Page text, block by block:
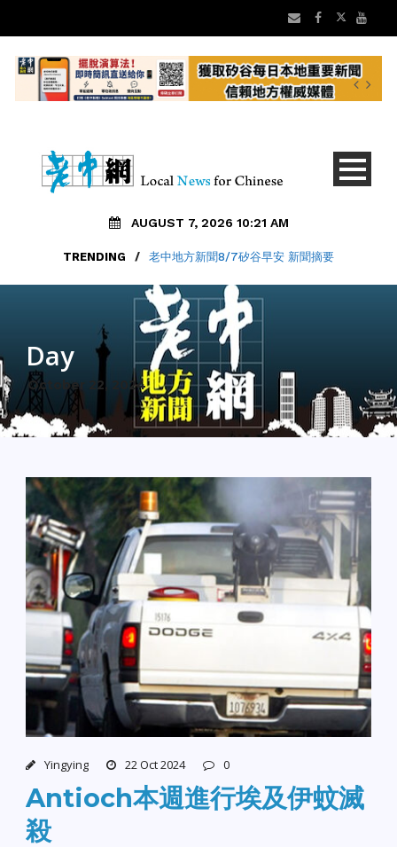
AUGUST 7, 2026 10:21 AM
TRENDING / 老中地方新聞8/7矽谷早安 新聞摘要
Day
October 22, 2024
Yingying 22 Oct 2024 0
Antioch本週進行埃及伊蚊滅
殺